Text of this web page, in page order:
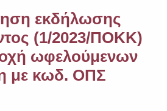
εκδήλωσης
(1/2023/ΠΟΚΚ)
ωφελούμενων
με κωδ. ΟΠΣ